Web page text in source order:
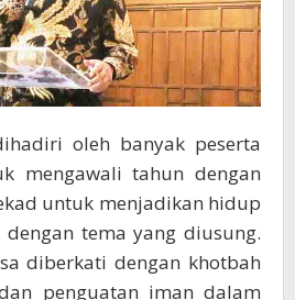
oleh banyak peserta
mengawali tahun dengan
untuk menjadikan hidup
tema yang diusung.
diberkati dengan khotbah
penguatan iman dalam